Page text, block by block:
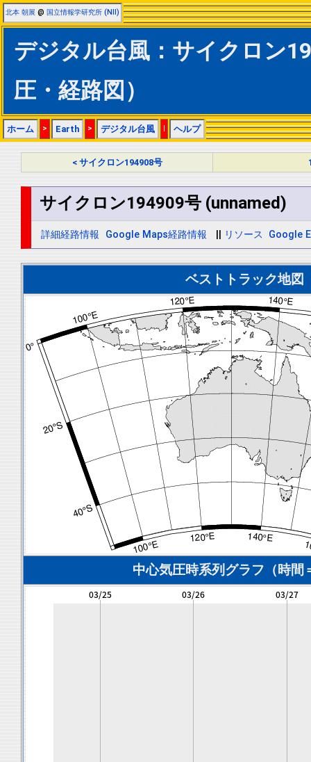
北本 朝展 @ 国立情報学研究所 (NII)
デジタル台風：サイクロン
圧・経路図）
ホーム > Earth > デジタル台風 | ヘルプ
< サイクロン194908号
サイクロン194909号 (unnamed)
詳細経路情報 Google Maps経路情報 リソース Google
ベストトラック地図
中心気圧時系列グラフ（時間